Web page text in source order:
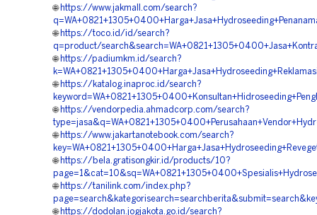
🌐 https://www.jakmall.com/search?
🌐 https://toco.id/id/search?
q=product/
🌐 https://padiumkm.id/search?
🌐 https://katalog.inaproc.id/search?
🌐 https://vendorpedia.ahmadcorp.com/search?
🌐 https://www.jakartanotebook.com/search?
🌐 https://bela.gratisongkir.id/products/10?
🌐 https://tanilink.com/index.php?
🌐 https://dodolan.jogjakota.go.id/search?